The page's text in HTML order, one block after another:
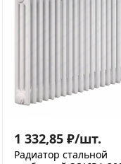
1 332,85 ₽/шт.
Радиатор стальной